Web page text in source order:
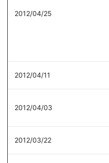
2012/04/25
2012/04/11
2012/04/03
2012/03/22